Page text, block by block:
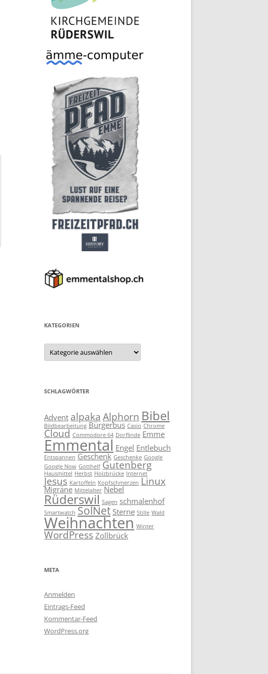
KATEGORIEN
Kategorien
SCHLAGWÖRTER
Advent alpaka Alphorn Bibel
Bildbearbeitung Bürgerbus Casio Chrome
Cloud Commodore 64 Dorflinde Emme
Emmental Engel Entlebuch
Entspannen Geschenk Geschenke Google
Google Now Gotthelf Gutenberg
Hausmittel Herbst Holzbrücke Internet
Jesus Kartoffeln Kopfschmerzen Linux
Migräne Mittelalter Nebel
Rüderswil Sagen schmalenhof
Smartwatch SolNet Sterne Stille Wald
Weihnachten Winter
WordPress Zollbrück
META
Anmelden
Eintrags-Feed
Kommentar-Feed
WordPress.org